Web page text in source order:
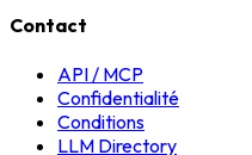
Contact
API / MCP
Confidentialité
Conditions
LLM Directory